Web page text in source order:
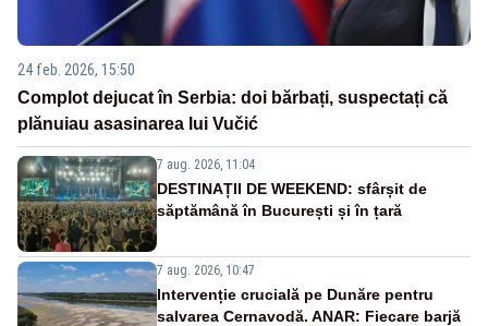
24 feb. 2026, 15:50
Complot dejucat în Serbia: doi bărbați, suspectați că
plănuiau asasinarea lui Vučić
7 aug. 2026, 11:04
DESTINAȚII DE WEEKEND: sfârșit de
săptămână în București și în țară
7 aug. 2026, 10:47
Intervenție crucială pe Dunăre pentru
salvarea Cernavodă. ANAR: Fiecare barjă